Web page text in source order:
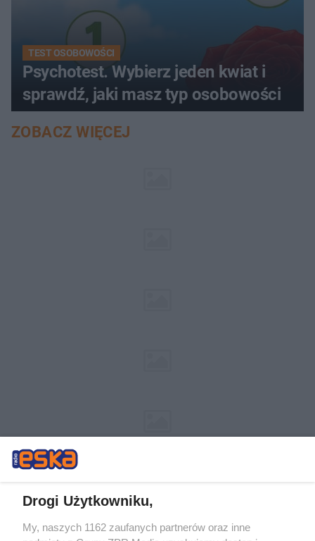
TEST OSOBOWOŚCI
Psychotest. Wybierz jeden kwiat i
sprawdź, jaki masz typ osobowości
ZOBACZ WIĘCEJ
Drogi Użytkowniku,
My, naszych 1162 zaufanych partnerów oraz inne